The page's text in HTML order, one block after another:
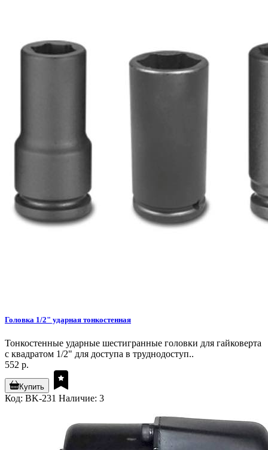
Головка 1/2" ударная тонкостенная
Тонкостенные ударные шестигранные головки для гайковерта
с квадратом 1/2" для доступа в труднодоступ..
552 р.
Купить
Код: BK-231 Наличие: 3